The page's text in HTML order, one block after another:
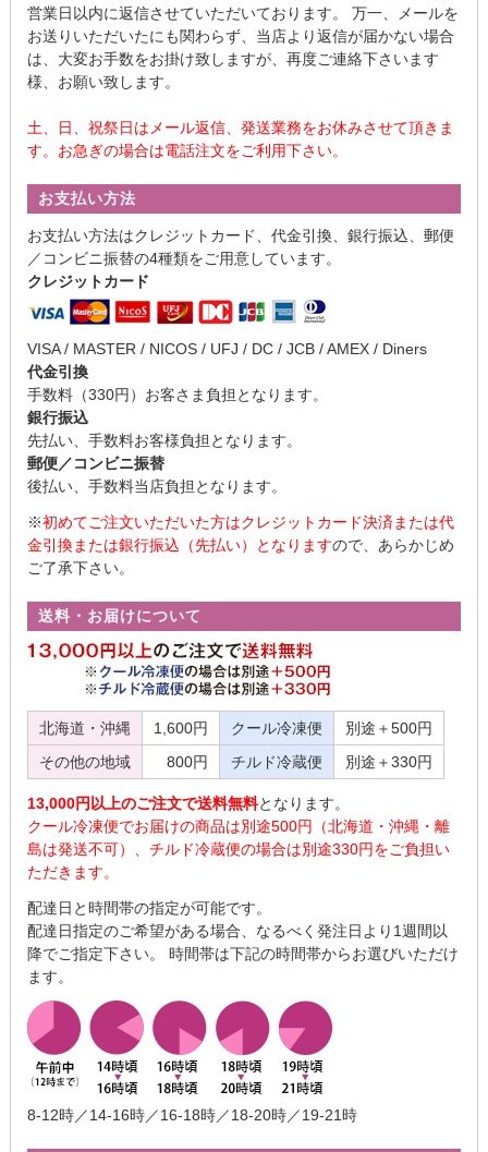
営業日以内に返信させていただいております。 万一、メールを
お送りいただいたにも関わらず、当店より返信が届かない場合
は、大変お手数をお掛け致しますが、再度ご連絡下さいます
様、お願い致します。
土、日、祝祭日はメール返信、発送業務をお休みさせて頂きま
す。お急ぎの場合は電話注文をご利用下さい。
お支払い方法
お支払い方法はクレジットカード、代金引換、銀行振込、郵便
／コンビニ振替の4種類をご用意しています。
クレジットカード
VISA / MASTER / NICOS / UFJ / DC / JCB / AMEX / Diners
代金引換
手数料（330円）お客さま負担となります。
銀行振込
先払い、手数料お客様負担となります。
郵便／コンビニ振替
後払い、手数料当店負担となります。
※初めてご注文いただいた方はクレジットカード決済または代
金引換または銀行振込（先払い）となりますので、あらかじめ
ご了承下さい。
送料・お届けについて
北海道・沖縄 1,600円 クール冷凍便
別途＋500円
その他の地域
800円 チルド冷蔵便 別途＋330円
13,000円以上のご注文で送料無料となります。
クール冷凍便でお届けの商品は別途500円（北海道・沖縄・離
島は発送不可）、チルド冷蔵便の場合は別途330円をご負担い
ただきます。
配達日と時間帯の指定が可能です。
配達日指定のご希望がある場合、なるべく発注日より1週間以
降でご指定下さい。 時間帯は下記の時間帯からお選びいただけ
ます。
8-12時／14-16時／16-18時／18-20時／19-21時